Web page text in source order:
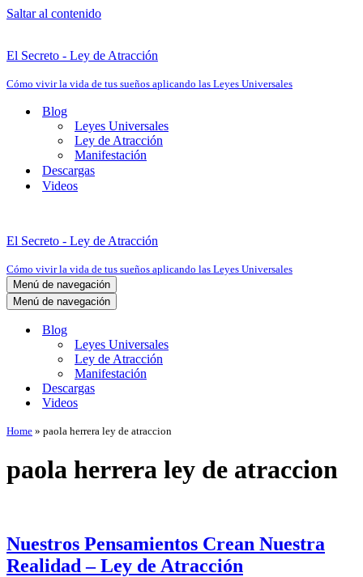
Saltar al contenido
El Secreto - Ley de Atracción
Cómo vivir la vida de tus sueños aplicando las Leyes Universales
Blog
Leyes Universales
Ley de Atracción
Manifestación
Descargas
Videos
El Secreto - Ley de Atracción
Cómo vivir la vida de tus sueños aplicando las Leyes Universales
Menú de navegación
Menú de navegación
Blog
Leyes Universales
Ley de Atracción
Manifestación
Descargas
Videos
Home » paola herrera ley de atraccion
paola herrera ley de atraccion
Nuestros Pensamientos Crean Nuestra
Realidad – Ley de Atracción